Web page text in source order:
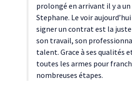
prolongé en arrivant il y a un
Stephane. Le voir
signer un contrat est la
son travail, son
talent. Grace à ses qualités
toutes les armes pour
nombreuses étapes.